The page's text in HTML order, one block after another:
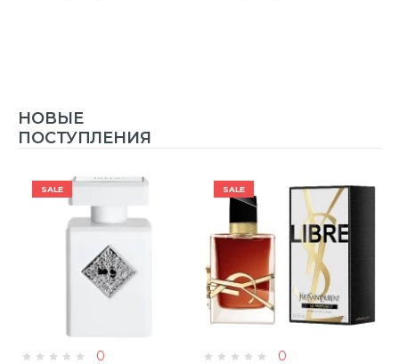
НОВЫЕ
ПОСТУПЛЕНИЯ
SALE
0
SALE
0